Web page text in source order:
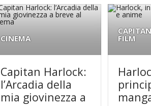
CINEMA
Capitan Harlock:
l’Arcadia della
mia giovinezza a
FILM